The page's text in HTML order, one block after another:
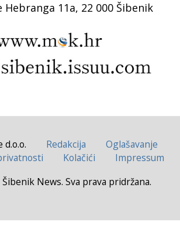
11a, 22 000 Šibenik
d.o.o. Redakcija
Oglašavanje
Kolačići
Impressum
News. Sva prava pridržana.